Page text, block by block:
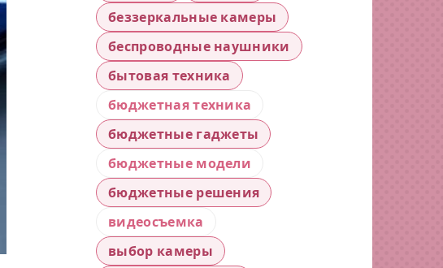
беззеркальные камеры
беспроводные наушники
бытовая техника
бюджетная техника
бюджетные гаджеты
бюджетные модели
бюджетные решения
видеосъемка
выбор камеры